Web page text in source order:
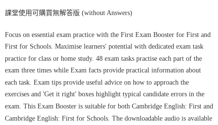
課堂使用可購買無解答版 (without Answers)
Focus on essential exam practice with the First Exam Booster for First and
First for Schools. Maximise learners' potential with dedicated exam task
practice for class or home study. 48 exam tasks practise each part of the
exam three times while Exam facts provide practical information about
each task. Exam tips provide useful advice on how to approach the
exercises and 'Get it right' boxes highlight typical candidate errors in the
exam. This Exam Booster is suitable for both Cambridge English: First and
Cambridge English: First for Schools. The downloadable audio is available